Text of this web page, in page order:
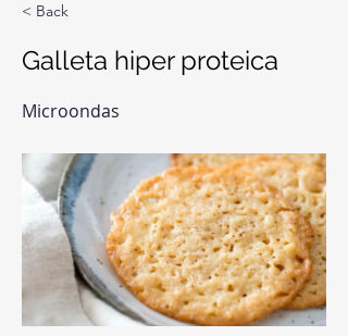
< Back
Galleta hiper proteica
Microondas